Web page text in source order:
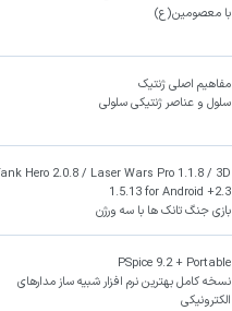
با معصومین(ع)
مفاهیم اصلی ژنتیک
سلول و عناصر ژنتیکی سلولی
Hero 2.0.8 / Laser Wars Pro 1.1.8 / 3D
1.5.13 for Android +2.3
بازی جنگ تانک ها با سه ورژن
PSpice 9.2 + Portable
نسخه کامل بهترین نرم افزار شبیه ساز مدارهای
الکترونیکی